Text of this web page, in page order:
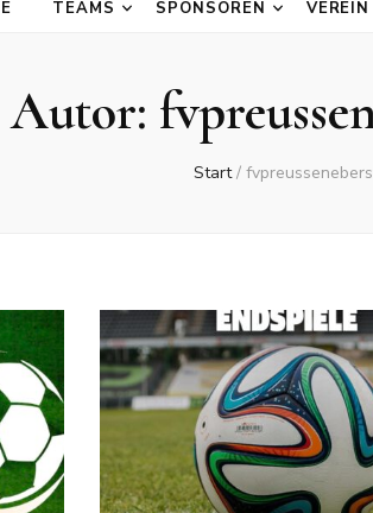
TEAMS SPONSOREN VEREIN
Autor:
Start /